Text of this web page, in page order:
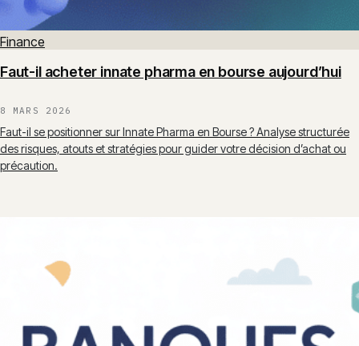
Finance
Faut-il acheter innate pharma en bourse aujourd’hui
8 MARS 2026
Faut-il se positionner sur Innate Pharma en Bourse ? Analyse structurée
des risques, atouts et stratégies pour guider votre décision d’achat ou
précaution.